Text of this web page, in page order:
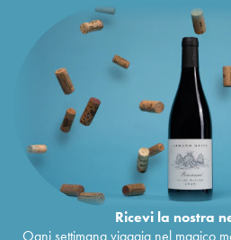
Ricevi la nostra
Ogni settimana viaggia nel magico